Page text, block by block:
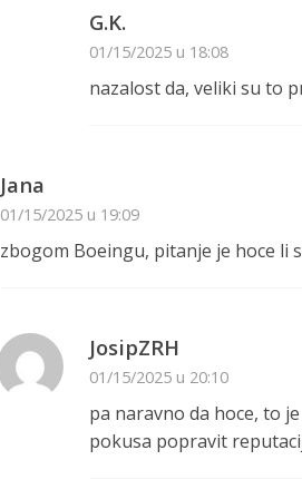
G.K.
01/15/2025 u 18:08
nazalost da, veliki su to
Jana
01/15/2025 u 19:09
zbogom Boeingu, pitanje je hoce li
JosipZRH
01/15/2025 u 20:10
pa naravno da hoce, to
pokusa popravit